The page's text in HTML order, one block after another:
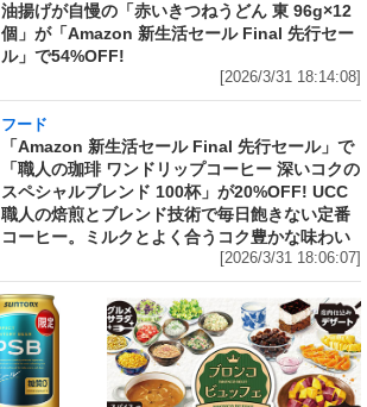
油揚げが自慢の「赤いきつねうどん 東 96g×12
個」が「Amazon 新生活セール Final 先行セー
ル」で54%OFF!
[2026/3/31 18:14:08]
フード
「Amazon 新生活セール Final 先行セール」で
「職人の珈琲 ワンドリップコーヒー 深いコクの
スペシャルブレンド 100杯」が20%OFF! UCC
職人の焙煎とブレンド技術で毎日飽きない定番
コーヒー。ミルクとよく合うコク豊かな味わい
[2026/3/31 18:06:07]